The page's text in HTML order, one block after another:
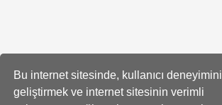
Bu internet sitesinde, kullanıcı deneyimini
geliştirmek ve internet sitesinin verimli